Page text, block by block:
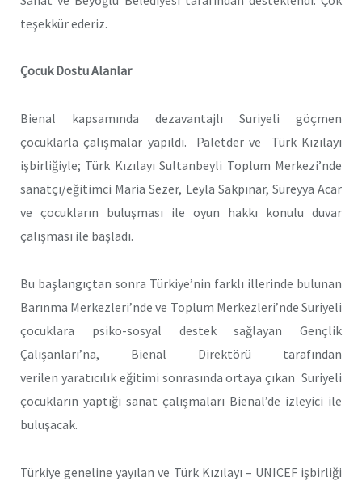
teşekkür ederiz.
Çocuk Dostu Alanlar
Bienal kapsamında dezavantajlı Suriyeli göçmen
çocuklarla çalışmalar yapıldı. Paletder ve Türk Kızılayı
işbirliğiyle; Türk Kızılayı Sultanbeyli Toplum Merkezi’nde
sanatçı/eğitimci Maria Sezer, Leyla Sakpınar, Süreyya Acar
ve çocukların buluşması ile oyun hakkı konulu duvar
çalışması ile başladı.
Bu başlangıçtan sonra Türkiye’nin farklı illerinde bulunan
Barınma Merkezleri’nde ve Toplum Merkezleri’nde Suriyeli
çocuklara psiko-sosyal destek sağlayan Gençlik
Çalışanları’na, Bienal Direktörü tarafından
verilen yaratıcılık eğitimi sonrasında ortaya çıkan Suriyeli
çocukların yaptığı sanat çalışmaları Bienal’de izleyici ile
buluşacak.
Türkiye geneline yayılan ve Türk Kızılayı – UNICEF işbirliği